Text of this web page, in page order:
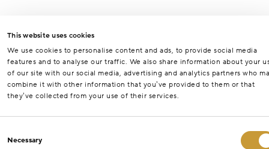
This website uses cookies
We use cookies to personalise content and ads, to provide social media
features and to analyse our traffic. We also share information about your
of our site with our social media, advertising and analytics partners who
combine it with other information that you’ve provided to them or that
they’ve collected from your use of their services.
Selection
Necessary